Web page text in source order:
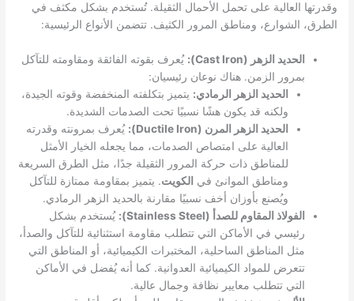
وقدرتها العالية على تحمل الأحمال الثقيلة. تُستخدم بشكل مكثف في
الطرق، الشوارع، ومناطق المرور الكثيف. تتضمن الأنواع الرئيسية:
الحديد الزهر (Cast Iron):
يُعرف بقوته الفائقة ومقاومته للتآكل
بمرور الزمن. هناك نوعان رئيسيان:
الحديد الزهر الرمادي: يتميز بتكلفته المنخفضة وقوته الجيدة،
ولكنه قد يكون هشًا نسبيًا تحت الصدمات الشديدة.
الحديد الزهر المرن (Ductile Iron):
يُعرف بمرونته وقدرته
العالية على امتصاص الصدمات، مما يجعله الخيار الأمثل
للمناطق ذات حركة المرور الثقيلة جدًا، مثل الطرق السريعة
ومناطق الموانئ في الكويت. يتميز بمقاومة ممتازة للتآكل
ويُصنع بأوزان أخف نسبيًا مقارنة بالحديد الزهر الرمادي.
الفولاذ المقاوم للصدأ (Stainless Steel):
يُستخدم بشكل
رئيسي في الأماكن التي تتطلب مقاومة استثنائية للتآكل والصدأ،
مثل المناطق الساحلية، المختبرات الكيميائية، أو المناطق التي
تتعرض للمواد الكيميائية العدوانية. كما أنه يُفضل في الأماكن
التي تتطلب معايير نظافة وجمال عالية.